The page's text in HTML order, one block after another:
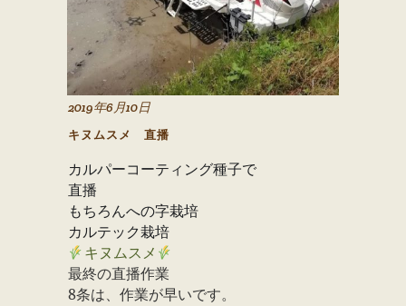
2019年6月10日
キヌムスメ 直播
カルパーコーティング種子で
直播
もちろんへの字栽培
カルテック栽培
キヌムスメ
最終の直播作業
8条は、作業が早いです。